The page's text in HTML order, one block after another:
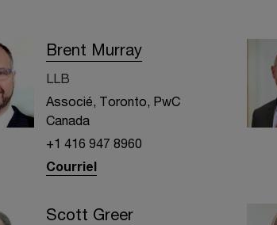
Brent Murray
LLB
Associé, Toronto, PwC
Canada
+1 416 947 8960
Courriel
Scott Greer